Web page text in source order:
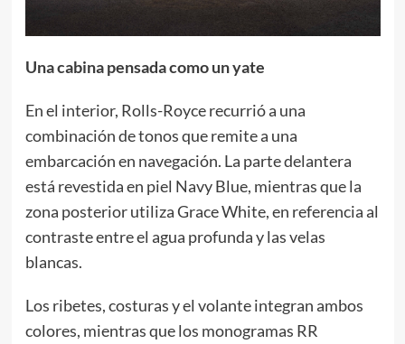
Una cabina pensada como un yate
En el interior, Rolls-Royce recurrió a una
combinación de tonos que remite a una
embarcación en navegación. La parte delantera
está revestida en piel Navy Blue, mientras que la
zona posterior utiliza Grace White, en referencia al
contraste entre el agua profunda y las velas
blancas.
Los ribetes, costuras y el volante integran ambos
colores, mientras que los monogramas RR